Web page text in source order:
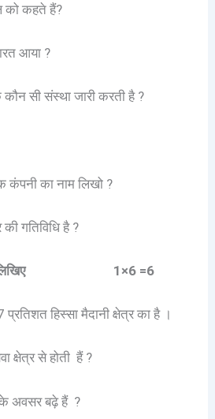
को कहते हैं?
आया ?
सी संस्था जारी करती है ?
कंपनी का नाम लिखो ?
गतिविधि है ?
लिखिए 1×6 =6
हिस्सा मैदानी क्षेत्र का है ।
क्षेत्र से होती हैं ?
के अवसर बढ़े हैं ?